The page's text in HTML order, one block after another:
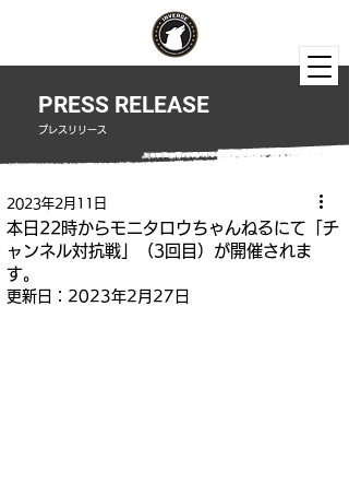
PRESS RELEASE
​プレスリリース
本日22時からモニタロウちゃんねるにて「チ
ャンネル対抗戦」（3回目）が開催されま
す。
2023年2月11日
更新日： 2023年2月27日